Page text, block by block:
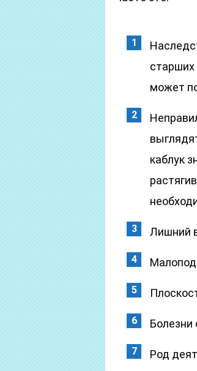
старших
может
каблук
Лишний
Болезни
Род